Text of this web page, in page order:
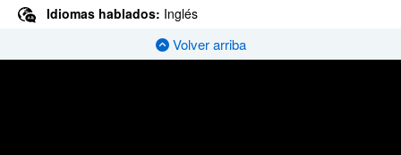
Idiomas hablados: Inglés
Volver arriba